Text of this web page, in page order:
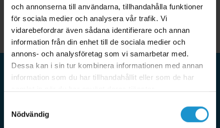
och annonserna till användarna, tillhandahålla funktioner
för sociala medier och analysera vår trafik. Vi
vidarebefordrar även sådana identifierare och annan
information från din enhet till de sociala medier och
annons- och analysföretag som vi samarbetar med.
Dessa kan i sin tur kombinera informationen med annan
information som du har tillhandahållit eller som de har
Nödvändig
HomeSafety
HomeSafety tar barnsäkerhet på stort allvar och erbjuder
bara produkter som uppfyller våra högt ställda krav. Vi